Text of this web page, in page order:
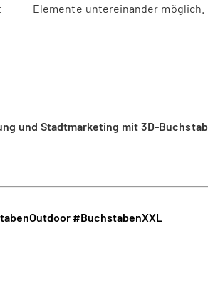
Elemente untereinander möglich.
und Stadtmarketing mit 3D-
#BuchstabenXXL